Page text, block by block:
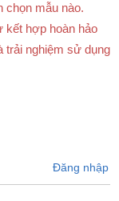
chọn mẫu nào.
kết hợp hoàn hảo
trải nghiệm sử dụng
Đăng nhập